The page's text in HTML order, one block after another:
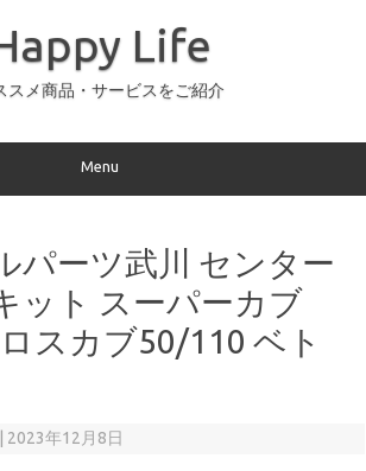
Life
スメ商品・サービスをご紹介
Menu
パーツ武川 センター
ット スーパーカブ
スカブ50/110 ベト
2023年12月8日